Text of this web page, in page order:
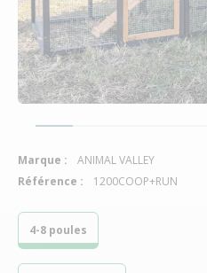
4-8 poules
Marque :
ANIMAL VALLEY
Référence :
1200COOP+RUN